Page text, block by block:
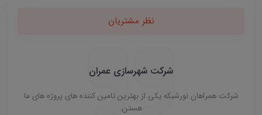
نظر مشتریان
شرکت شهرسازی عمران
شرکت همراهان نورشبکه یکی از بهترین تامین کننده های پروژه های ما
هستن.